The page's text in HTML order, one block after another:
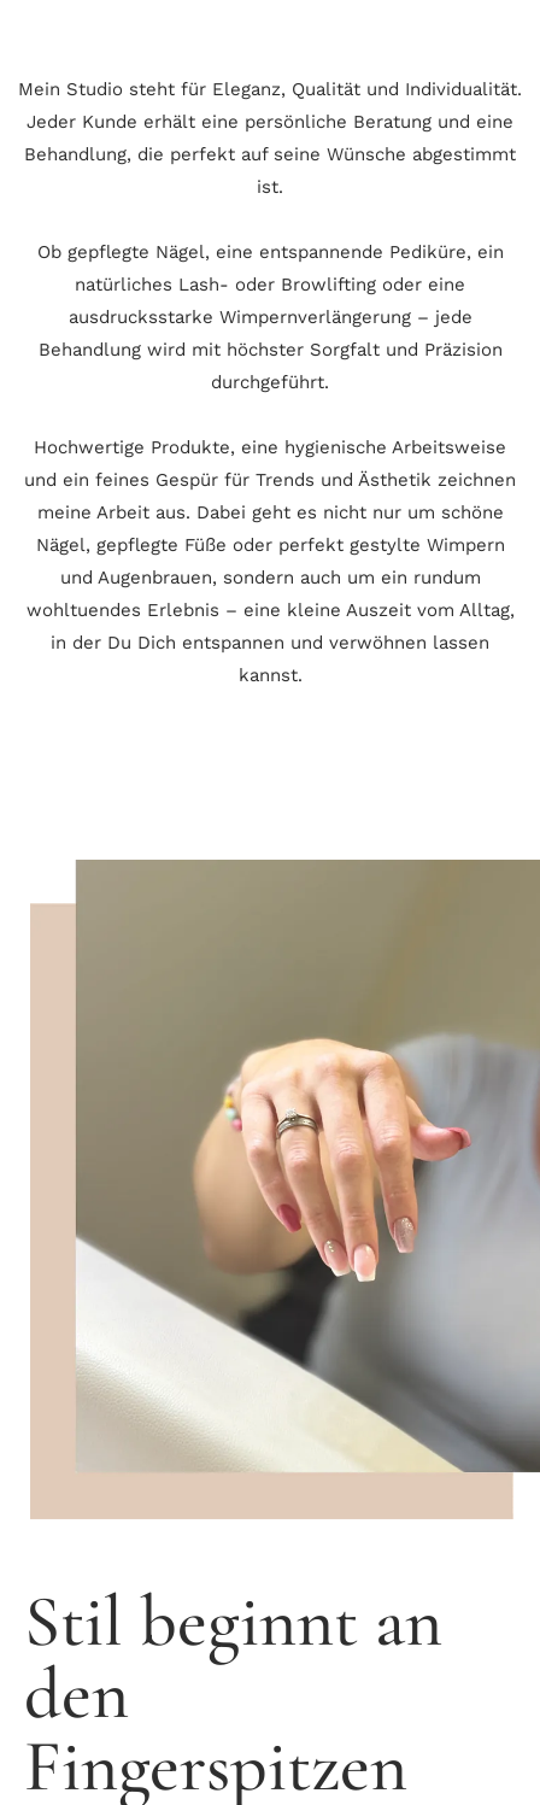
Mein Studio steht für Eleganz, Qualität und Individualität.
Jeder Kunde erhält eine persönliche Beratung und eine
Behandlung, die perfekt auf seine Wünsche abgestimmt
ist.
Ob gepflegte Nägel, eine entspannende Pediküre, ein
natürliches Lash- oder Browlifting oder eine
ausdrucksstarke Wimpernverlängerung – jede
Behandlung wird mit höchster Sorgfalt und Präzision
durchgeführt.
Hochwertige Produkte, eine hygienische Arbeitsweise
und ein feines Gespür für Trends und Ästhetik zeichnen
meine Arbeit aus. Dabei geht es nicht nur um schöne
Nägel, gepflegte Füße oder perfekt gestylte Wimpern
und Augenbrauen, sondern auch um ein rundum
wohltuendes Erlebnis – eine kleine Auszeit vom Alltag,
in der Du Dich entspannen und verwöhnen lassen
kannst.
Stil beginnt an
den
Fingerspitzen